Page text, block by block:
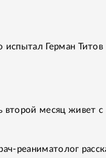
Герман Титов
второй месяц живет с
реаниматолог